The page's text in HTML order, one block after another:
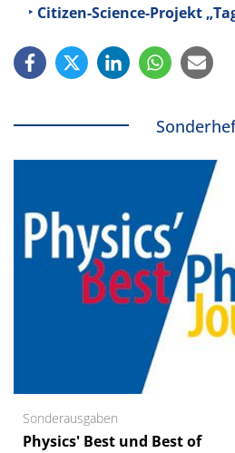
Citizen-Science-Projekt
Sonderausgaben
Physics' Best und Best of